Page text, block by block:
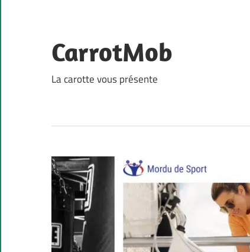
content
CarrotMob
La carotte vous présente